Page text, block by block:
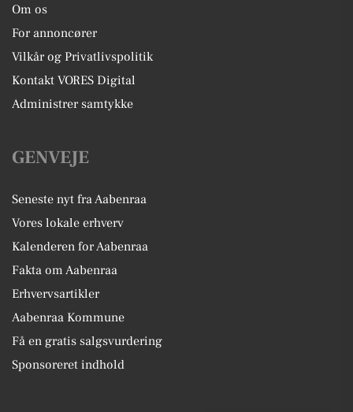
Om os
For annoncører
Vilkår og Privatlivspolitik
Kontakt VORES Digital
Administrer samtykke
GENVEJE
Seneste nyt fra Aabenraa
Vores lokale erhverv
Kalenderen for Aabenraa
Fakta om Aabenraa
Erhvervsartikler
Aabenraa Kommune
Få en gratis salgsvurdering
Sponsoreret indhold